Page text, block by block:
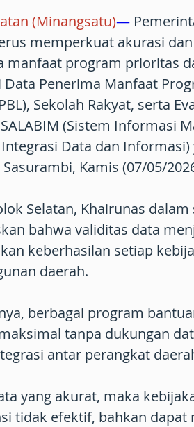
(Minangsatu)—
memperkuat akurasi
manfaat program prioritas
Penerima Manfaat
Sekolah Rakyat, serta
(Sistem Informasi
Data dan
Kamis (07/05/
Selatan, Khairunas
bahwa validitas data
keberhasilan setiap
daerah.
berbagai program
tanpa dukungan
antar perangkat
yang akurat, maka
tidak efektif, bahkan dapat